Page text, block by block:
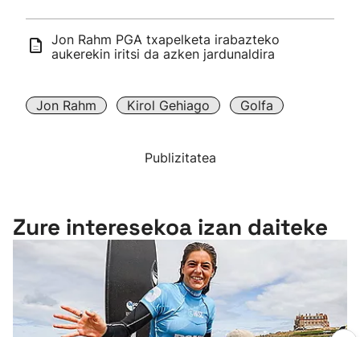
Jon Rahm PGA txapelketa irabazteko
aukerekin iritsi da azken jardunaldira
Jon Rahm Kirol Gehiago Golfa
Publizitatea
Zure interesekoa izan daiteke